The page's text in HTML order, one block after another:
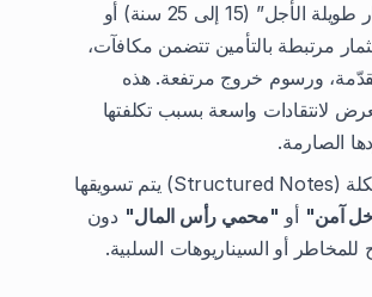
“خطط ادخار طويلة الأجل” (15 إلى 25 سنة) أو
مرتبطة بالتأمين تتضمن مكافآت،
ورسوم خروج مرتفعة. هذه
لانتقادات واسعة بسبب تكلفتها
الصارمة.
منتجات مهيكلة (Structured Notes) يتم تسويقها
آمن"أو"محمي رأس المال"دون
أو السيناريوهات السلبية.